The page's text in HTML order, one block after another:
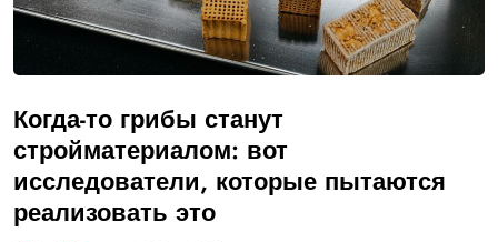
Когда-то грибы станут
стройматериалом: вот
исследователи, которые пытаются
реализовать это